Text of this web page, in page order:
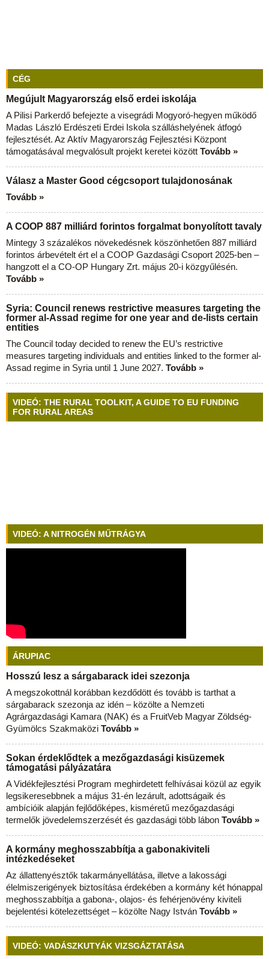
CÉG
Megújult Magyarország első erdei iskolája
A Pilisi Parkerdő befejezte a visegrádi Mogyoró-hegyen működő
Madas László Erdészeti Erdei Iskola szálláshelyének átfogó
fejlesztését. Az Aktív Magyarország Fejlesztési Központ
támogatásával megvalósult projekt keretei között Tovább »
Válasz a Master Good cégcsoport tulajdonosának
Tovább »
A COOP 887 milliárd forintos forgalmat bonyolított tavaly
Mintegy 3 százalékos növekedésnek köszönhetően 887 milliárd
forintos árbevételt ért el a COOP Gazdasági Csoport 2025-ben –
hangzott el a CO-OP Hungary Zrt. május 20-i közgyűlésén.
Tovább »
Syria: Council renews restrictive measures targeting the
former al-Assad regime for one year and de-lists certain
entities
The Council today decided to renew the EU’s restrictive
measures targeting individuals and entities linked to the former al-
Assad regime in Syria until 1 June 2027. Tovább »
VIDEÓ: THE RURAL TOOLKIT, A GUIDE TO EU FUNDING
FOR RURAL AREAS
VIDEÓ: A NITROGÉN MŰTRÁGYA
ÁRUPIAC
Hosszú lesz a sárgabarack idei szezonja
A megszokottnál korábban kezdődött és tovább is tarthat a
sárgabarack szezonja az idén – közölte a Nemzeti
Agrárgazdasági Kamara (NAK) és a FruitVeb Magyar Zöldség-
Gyümölcs Szakmaközi Tovább »
Sokan érdeklődtek a mezőgazdasági kisüzemek
támogatási pályázatára
A Vidékfejlesztési Program meghirdetett felhívásai közül az egyik
legsikeresebbnek a május 31-én lezárult, adottságaik és
ambícióik alapján fejlődőképes, kisméretű mezőgazdasági
termelők jövedelemszerzését és gazdasági több lábon Tovább »
A kormány meghosszabbítja a gabonakiviteli
intézkedéseket
Az állattenyésztők takarmányellátása, illetve a lakossági
élelmiszerigények biztosítása érdekében a kormány két hónappal
meghosszabbítja a gabona-, olajos- és fehérjenövény kiviteli
bejelentési kötelezettséget – közölte Nagy István Tovább »
VIDEÓ: VADÁSZKUTYÁK VIZSGÁZTATÁSA